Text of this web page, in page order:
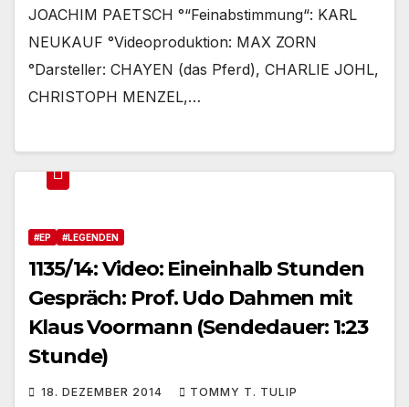
JOACHIM PAETSCH °“Feinabstimmung“: KARL
NEUKAUF °Videoproduktion: MAX ZORN
°Darsteller: CHAYEN (das Pferd), CHARLIE JOHL,
CHRISTOPH MENZEL,…
#EP #LEGENDEN
1135/14: Video: Eineinhalb Stunden
Gespräch: Prof. Udo Dahmen mit
Klaus Voormann (Sendedauer: 1:23
Stunde)
18. DEZEMBER 2014 TOMMY T. TULIP